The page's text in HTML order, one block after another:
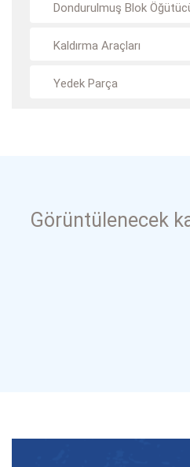
Dondurulmuş Blok
Kaldırma Araçları
Yedek Parça
Görüntülenecek